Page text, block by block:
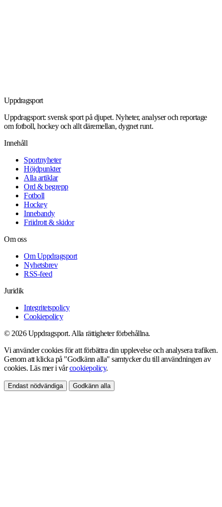
Uppdragsport
Uppdragsport: svensk sport på djupet. Nyheter, analyser och reportage
om fotboll, hockey och allt däremellan, dygnet runt.
Innehåll
Sportnyheter
Höjdpunkter
Alla artiklar
Ord & begrepp
Fotboll
Hockey
Innebandy
Friidrott & skidor
Om oss
Om Uppdragsport
Nyhetsbrev
RSS-feed
Juridik
Integritetspolicy
Cookiepolicy
© 2026 Uppdragsport. Alla rättigheter förbehållna.
Vi använder cookies för att förbättra din upplevelse och analysera trafiken.
Genom att klicka på "Godkänn alla" samtycker du till användningen av
cookies. Läs mer i vårcookiepolicy.
Endast nödvändiga Godkänn alla